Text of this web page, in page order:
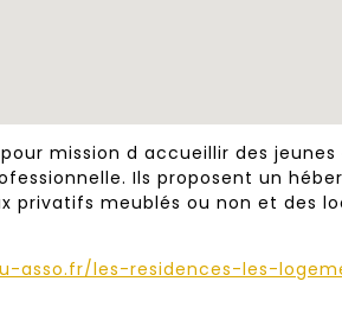
mission d accueillir des jeunes
Ils proposent un
privatifs meublés ou non et des
asso.fr/les-residences-les-